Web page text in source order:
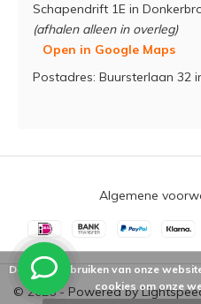
Schapendrift 1E in
(afhalen alleen in overleg)
Open in Google Maps
Postadres: Buursterlaan 32
© 2026 - Powered by
Algemene
Door het gebruiken van onze
cookies om onze